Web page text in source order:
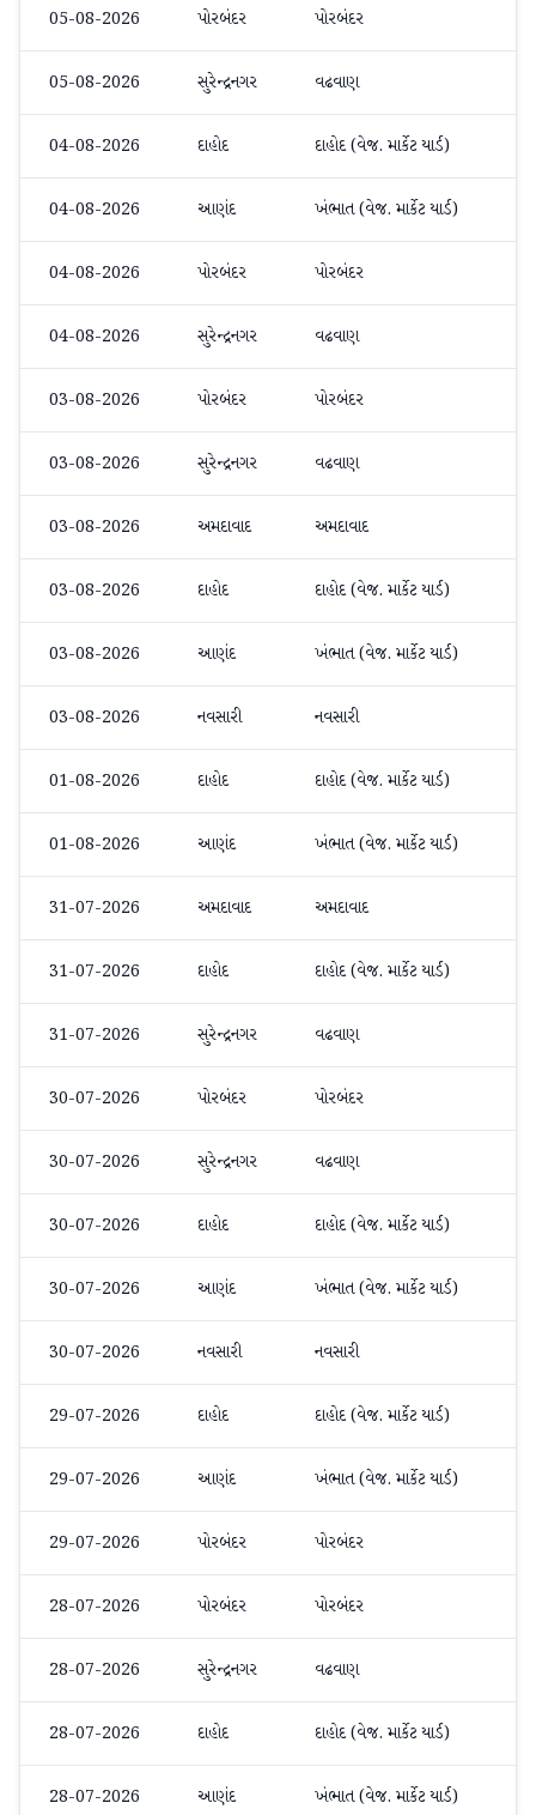
05-08-2026 પોરબંદર પોરબંદર
05-08-2026 સુરેન્દ્રનગર વઢવાણ
04-08-2026 દાહોદ દાહોદ (વેજ. માર્કેટ યાર્ડ)
04-08-2026 આણંદ ખંભાત (વેજ. માર્કેટ યાર્ડ)
04-08-2026 પોરબંદર પોરબંદર
04-08-2026 સુરેન્દ્રનગર વઢવાણ
03-08-2026 પોરબંદર પોરબંદર
03-08-2026 સુરેન્દ્રનગર વઢવાણ
03-08-2026 અમદાવાદ અમદાવાદ
03-08-2026 દાહોદ દાહોદ (વેજ. માર્કેટ યાર્ડ)
03-08-2026 આણંદ ખંભાત (વેજ. માર્કેટ યાર્ડ)
03-08-2026 નવસારી નવસારી
01-08-2026 દાહોદ દાહોદ (વેજ. માર્કેટ યાર્ડ)
01-08-2026 આણંદ ખંભાત (વેજ. માર્કેટ યાર્ડ)
31-07-2026 અમદાવાદ અમદાવાદ
31-07-2026 દાહોદ દાહોદ (વેજ. માર્કેટ યાર્ડ)
31-07-2026 સુરેન્દ્રનગર વઢવાણ
30-07-2026 પોરબંદર પોરબંદર
30-07-2026 સુરેન્દ્રનગર વઢવાણ
30-07-2026 દાહોદ દાહોદ (વેજ. માર્કેટ યાર્ડ)
30-07-2026 આણંદ ખંભાત (વેજ. માર્કેટ યાર્ડ)
30-07-2026 નવસારી નવસારી
29-07-2026 દાહોદ દાહોદ (વેજ. માર્કેટ યાર્ડ)
29-07-2026 આણંદ ખંભાત (વેજ. માર્કેટ યાર્ડ)
29-07-2026 પોરબંદર પોરબંદર
28-07-2026 પોરબંદર પોરબંદર
28-07-2026 સુરેન્દ્રનગર વઢવાણ
28-07-2026 દાહોદ દાહોદ (વેજ. માર્કેટ યાર્ડ)
28-07-2026 આણંદ ખંભાત (વેજ. માર્કેટ યાર્ડ)